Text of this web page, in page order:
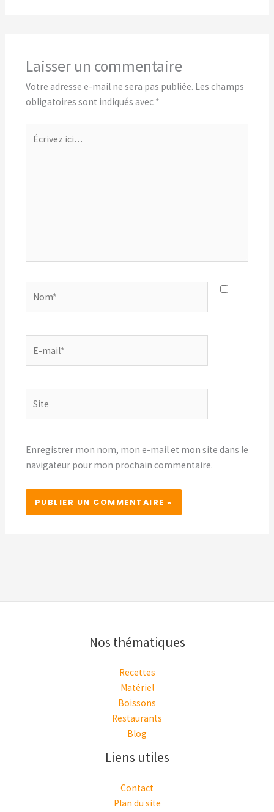
Laisser un commentaire
Votre adresse e-mail ne sera pas publiée. Les champs
obligatoires sont indiqués avec *
ici…
mail*
Enregistrer mon nom, mon e-mail et mon site dans le
navigateur pour mon prochain commentaire.
Nos thématiques
Recettes
Matériel
Boissons
Restaurants
Blog
Liens utiles
Contact
Plan du site